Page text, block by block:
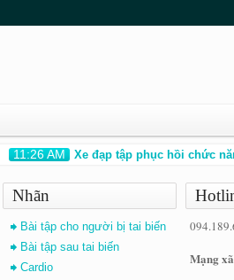
11:26 AM Xe đạp tập phục hồi chức năng
Mạng
Nhãn
Bài tập cho người bị tai biến
Bài tập sau tai biến
Cardio